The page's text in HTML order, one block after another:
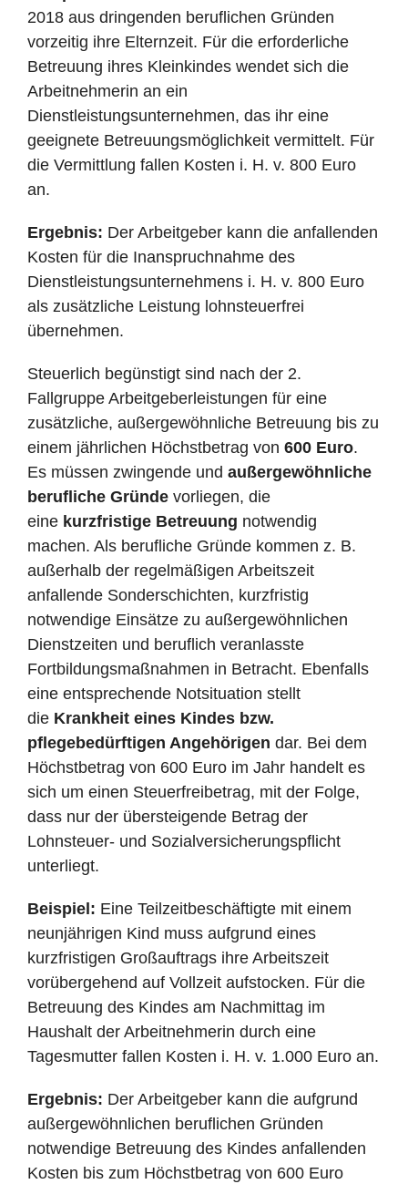
2018 aus dringenden beruflichen Gründen
vorzeitig ihre Elternzeit. Für die erforderliche
Betreuung ihres Kleinkindes wendet sich die
Arbeitnehmerin an ein
Dienstleistungsunternehmen, das ihr eine
geeignete Betreuungsmöglichkeit vermittelt. Für
die Vermittlung fallen Kosten i. H. v. 800 Euro
an.
Ergebnis: Der Arbeitgeber kann die anfallenden
Kosten für die Inanspruchnahme des
Dienstleistungsunternehmens i. H. v. 800 Euro
als zusätzliche Leistung lohnsteuerfrei
übernehmen.
Steuerlich begünstigt sind nach der 2.
Fallgruppe Arbeitgeberleistungen für eine
zusätzliche, außergewöhnliche Betreuung bis zu
einem jährlichen Höchstbetrag von 600 Euro.
Es müssen zwingende und außergewöhnliche
berufliche Gründe vorliegen, die
eine kurzfristige Betreuung notwendig
machen. Als berufliche Gründe kommen z. B.
außerhalb der regelmäßigen Arbeitszeit
anfallende Sonderschichten, kurzfristig
notwendige Einsätze zu außergewöhnlichen
Dienstzeiten und beruflich veranlasste
Fortbildungsmaßnahmen in Betracht. Ebenfalls
eine entsprechende Notsituation stellt
die Krankheit eines Kindes bzw.
pflegebedürftigen Angehörigen dar. Bei dem
Höchstbetrag von 600 Euro im Jahr handelt es
sich um einen Steuerfreibetrag, mit der Folge,
dass nur der übersteigende Betrag der
Lohnsteuer- und Sozialversicherungspflicht
unterliegt.
Beispiel: Eine Teilzeitbeschäftigte mit einem
neunjährigen Kind muss aufgrund eines
kurzfristigen Großauftrags ihre Arbeitszeit
vorübergehend auf Vollzeit aufstocken. Für die
Betreuung des Kindes am Nachmittag im
Haushalt der Arbeitnehmerin durch eine
Tagesmutter fallen Kosten i. H. v. 1.000 Euro an.
Ergebnis: Der Arbeitgeber kann die aufgrund
außergewöhnlichen beruflichen Gründen
notwendige Betreuung des Kindes anfallenden
Kosten bis zum Höchstbetrag von 600 Euro